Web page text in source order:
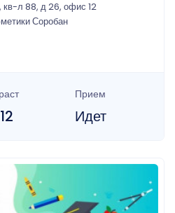
кв-л 88, д 26, офис 12
Соробан
Прием
Идет